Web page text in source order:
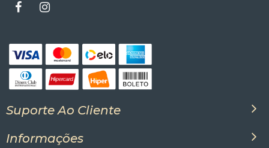
Suporte Ao Cliente
Informações